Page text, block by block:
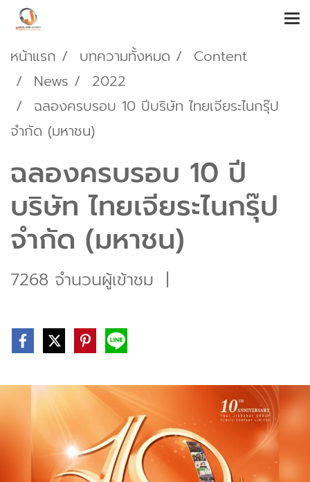
หน้าแรก บทความทั้งหมด
Content
News
2022
ฉลองครบรอบ 10 ปีบริษัท ไทยเจียระไนกรุ๊ป
จำกัด (มหาชน)
ฉลองครบรอบ 10 ปี
บริษัท ไทยเจียระไนกรุ๊ป
จำกัด (มหาชน)
7268 จำนวนผู้เข้าชม |